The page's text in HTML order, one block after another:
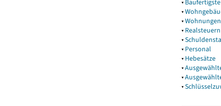
▾
▾
▾Wohnungen
▾ Realsteuern
▾
▾ Personal
▾ Hebesätze
▾
▾
▾